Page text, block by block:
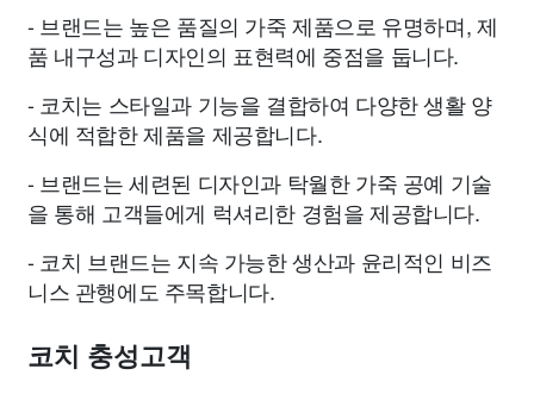
- 브랜드는 높은 품질의 가죽 제품으로 유명하며, 제
품 내구성과 디자인의 표현력에 중점을 둡니다.
- 코치는 스타일과 기능을 결합하여 다양한 생활 양
식에 적합한 제품을 제공합니다.
- 브랜드는 세련된 디자인과 탁월한 가죽 공예 기술
을 통해 고객들에게 럭셔리한 경험을 제공합니다.
- 코치 브랜드는 지속 가능한 생산과 윤리적인 비즈
니스 관행에도 주목합니다.
코치 충성고객